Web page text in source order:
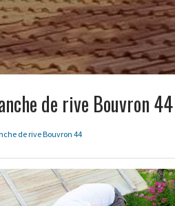
de rive Bouvron 44
de rive Bouvron 44